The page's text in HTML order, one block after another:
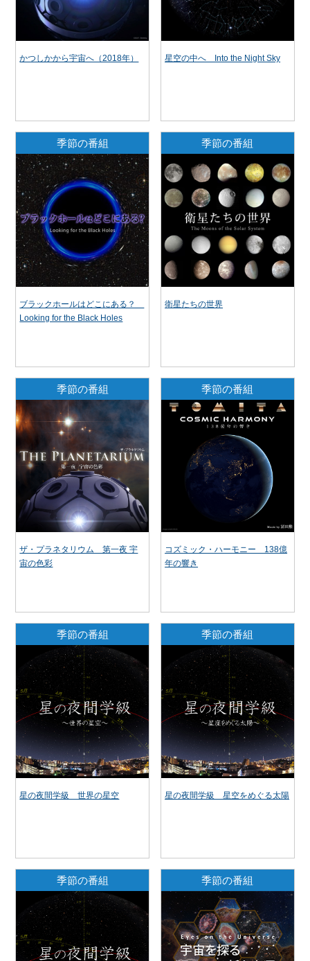
かつしかから宇宙へ（2018年） 星空の中へ Into the Night Sky
季節の番組
ブラックホールはどこにある？
Looking for the Black Holes
季節の番組
衛星たちの世界
季節の番組
ザ・プラネタリウム 第一夜 宇
宙の色彩
季節の番組
コズミック・ハーモニー 138億
年の響き
季節の番組
星の夜間学級 世界の星空
季節の番組
星の夜間学級 星空をめぐる太陽
季節の番組 季節の番組